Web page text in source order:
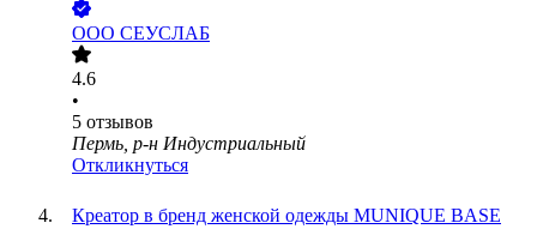
ООО СЕУСЛАБ
4.6
•
5 отзывов
Пермь, р-н Индустриальный
Откликнуться
Креатор в бренд женской одежды MUNIQUE BASE